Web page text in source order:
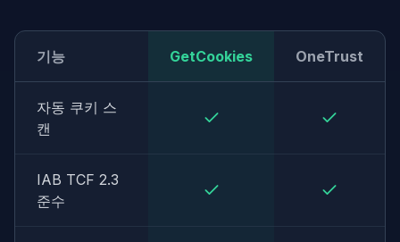
기능 GetCookies OneTrust
자동 쿠키 스
캔
IAB TCF 2.3
준수